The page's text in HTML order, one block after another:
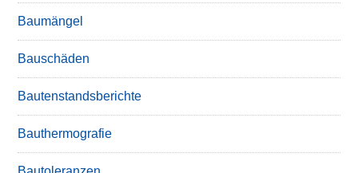
Baumängel
Bauschäden
Bautenstandsberichte
Bauthermografie